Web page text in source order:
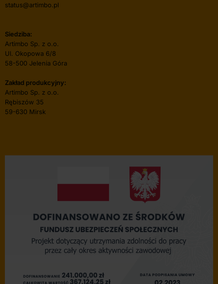
status@artimbo.pl
Siedziba:
Artimbo Sp. z o.o.
Ul. Okopowa 6/8
58-500 Jelenia Góra
Zakład produkcyjny:
Artimbo Sp. z o.o.
Rębiszów 35
59-630 Mirsk